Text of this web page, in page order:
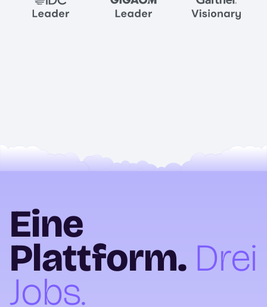
Eine
Plattform. Drei
Jobs.